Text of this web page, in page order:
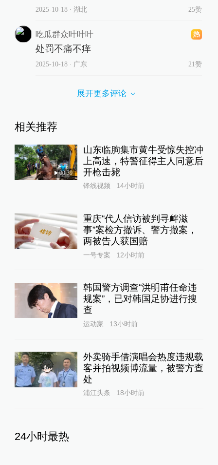
2025-10-18∙ 湖北 25赞
吃瓜群众叶叶叶
处罚不痛不痒
2025-10-18∙ 广东 21赞
展开更多评论
相关推荐
00:39
山东临朐集市黄牛受惊失控冲
上高速，特警征得主人同意后
开枪击毙
锋线视频 14小时前
重庆“代人信访被判寻衅滋
事”案检方撤诉、警方撤案，
两被告人获国赔
一号专案 12小时前
韩国警方调查“洪明甫任命违
规案”，已对韩国足协进行搜
查
运动家 13小时前
外卖骑手借演唱会热度违规载
客并拍视频博流量，被警方查
处
浦江头条 18小时前
24小时最热